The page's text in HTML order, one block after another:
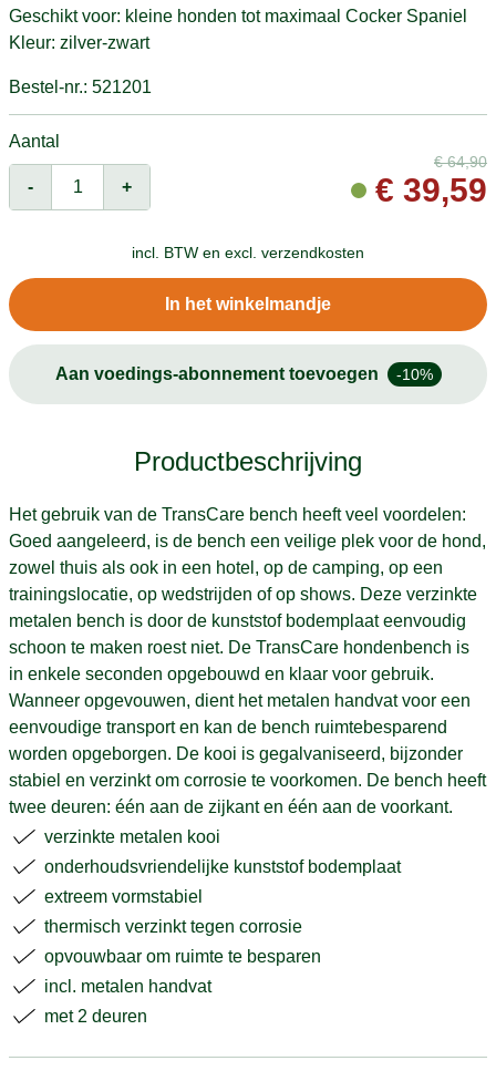
Geschikt voor: kleine honden tot maximaal Cocker Spaniel
Kleur: zilver-zwart
Bestel-nr.: 521201
Aantal
- +
€64,90
€ 39,59
incl. BTW en excl. verzendkosten
In het winkelmandje
Aan voedings-abonnement toevoegen -10%
Productbeschrijving
Het gebruik van de TransCare bench heeft veel voordelen:
Goed aangeleerd, is de bench een veilige plek voor de hond,
zowel thuis als ook in een hotel, op de camping, op een
trainingslocatie, op wedstrijden of op shows. Deze verzinkte
metalen bench is door de kunststof bodemplaat eenvoudig
schoon te maken roest niet. De TransCare hondenbench is
in enkele seconden opgebouwd en klaar voor gebruik.
Wanneer opgevouwen, dient het metalen handvat voor een
eenvoudige transport en kan de bench ruimtebesparend
worden opgeborgen. De kooi is gegalvaniseerd, bijzonder
stabiel en verzinkt om corrosie te voorkomen. De bench heeft
twee deuren: één aan de zijkant en één aan de voorkant.
verzinkte metalen kooi
onderhoudsvriendelijke kunststof bodemplaat
extreem vormstabiel
thermisch verzinkt tegen corrosie
opvouwbaar om ruimte te besparen
incl. metalen handvat
met 2 deuren